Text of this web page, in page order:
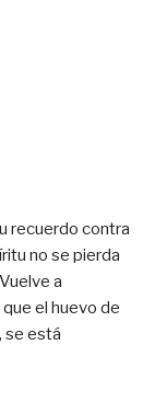
recuerdo contra
no se pierda
a
el huevo de
se está